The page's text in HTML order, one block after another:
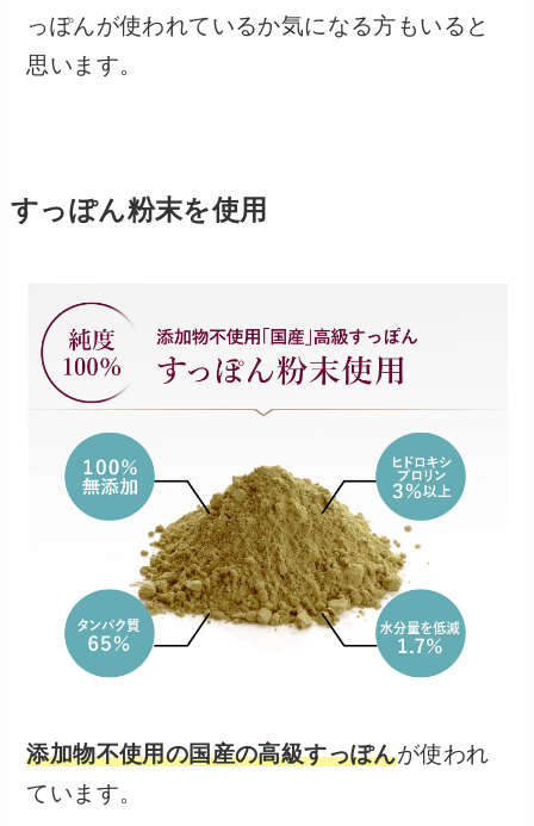
っぽんが使われているか気になる方もいると
思います。
すっぽん粉末を使用
添加物不使用の国産の高級すっぽんが使われ
ています。